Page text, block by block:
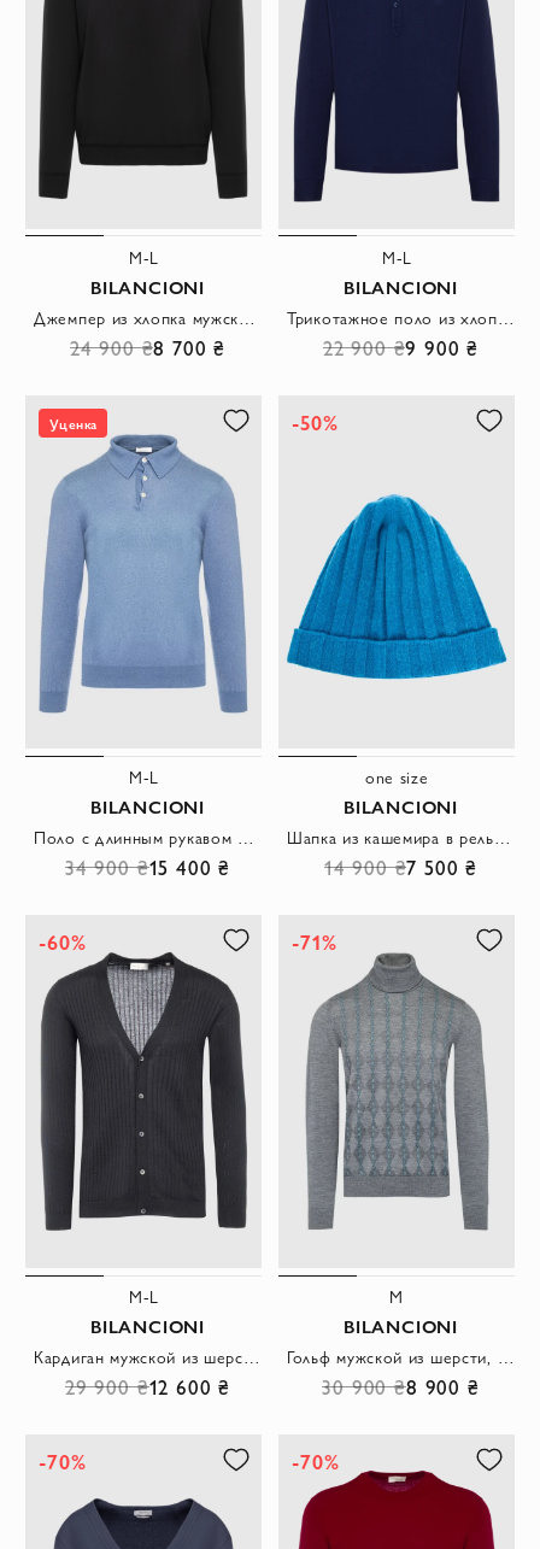
M-L
BILANCIONI
Джемпер из хлопка мужской голубой тонкий с круглым вырезом
24 900 ₴8 700 ₴
M-L
BILANCIONI
Трикотажное поло из хлопка с длинным рукавом и воротом на пуговицах
22 900 ₴9 900 ₴
Уценка
M-L
BILANCIONI
Поло с длинным рукавом из кашемира голубое мужское
34 900 ₴15 400 ₴
-50%
one size
BILANCIONI
Шапка из кашемира в рельефную резинку яркого голубого оттенка
14 900 ₴7 500 ₴
-60%
M-L
BILANCIONI
Кардиган мужской из шерсти и кашемира черный
29 900 ₴12 600 ₴
-71%
M
BILANCIONI
Гольф мужской из шерсти, шелка и кашемира серый
30 900 ₴8 900 ₴
-70% -70%